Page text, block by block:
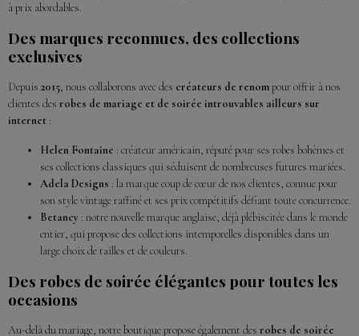
à prix abordables.
Des marques reconnues, des collections
exclusives
Depuis 2015, nous collaborons avec des créateurs de renompour offrir à nos
clientes des robes de mariage et de soirée introuvables ailleurs sur
internet :
Helen Fontaine : créateur américain, réputé pour ses robes bohèmes et
ses collections classiques qui séduisent de nombreuses futures mariées.
Adela Designs : la marque coup de cœur de nos clientes, connue pour
son style vintage raffiné et ses prix compétitifs défiant toute concurrence.
Betancy : notre nouvelle marque anglaise, déjà plébiscitée dans le monde
entier, qui propose des collections intemporelles disponibles dans un
large choix de tailles et de couleurs.
Des robes de soirée élégantes pour toutes les
occasions
Au-delà du mariage, notre boutique propose également des robes de soirée